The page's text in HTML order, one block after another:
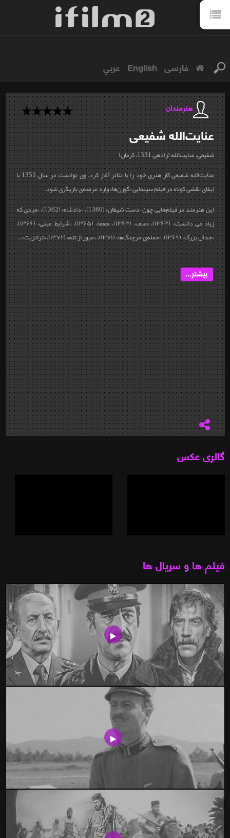
فارسی English عربي
هنرمندان
عنایت‌اللهشفیعی
شفیعی، عنایت‌الله (زاده‎ی 1331، کرمان)
عنایت‌الله شفیعی کار هنری خود را با تئاتر آغاز کرد. وی توانست در سال 1353 با
ایفای نقشی کوتاه در فیلم سینمایی «گوزن‌ها» وارد عرصه‌ی بازیگری شود.
این هنرمند در فیلم‌هایی چون «دست شیطان» (1360)، «دادشاه» (1362)، «مردی که
زیاد می دانست» (۱۳۶۳)، «صف» (۱۳۶۳)، «معما» (۱۳۶۵)، «شرایط عینی» (۱۳۶۶)،
«جدال بزرگ» (۱۳۶۹)، «حمله‌ی خرچنگ‌ها» (۱۳۷۱)، «عبور از تله» (۱۳۷۲)، «ترانزیت»...
بیشتر...
گالری عکس
فیلم ها و سریال ها